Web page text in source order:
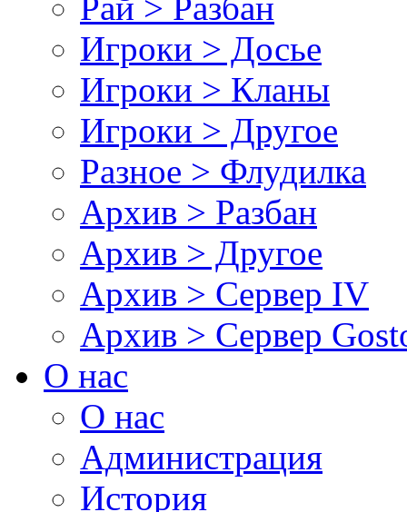
Игроки > Досье
Игроки > Кланы
Игроки > Другое
Разное > Флудилка
Архив > Разбан
Архив > Другое
Архив > Сервер IV
Архив > Сервер
О нас
О нас
Администрация
История